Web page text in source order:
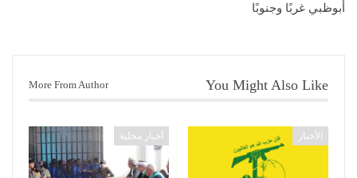
أبوظبي غربًا وجنوبًا
You Might Also Like
More From Author
الأخبار أخبار محلية